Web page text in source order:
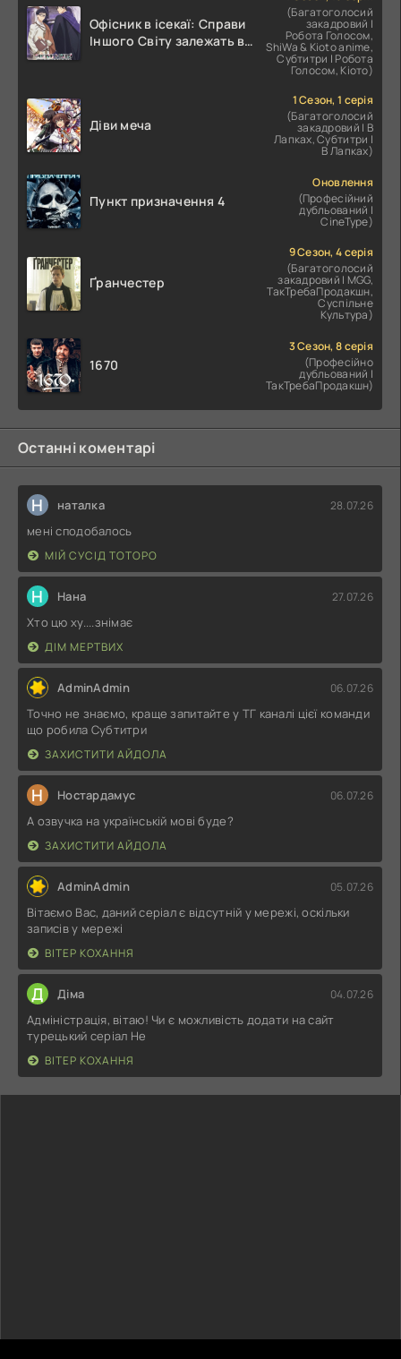
Офісник в ісекаї: Справи
Іншого Світу залежать від
(Багатоголосий
закадровий |
Робота Голосом,
ShiWa & Kioto anime,
Субтитри | Робота
Голосом, Кіото)
Діви меча
1 Сезон, 1 серія
(Багатоголосий
закадровий | В
Лапках, Субтитри |
В Лапках)
Пункт призначення 4
Оновлення
(Професійний
дубльований |
CineType)
Ґранчестер
9 Сезон, 4 серія
(Багатоголосий
закадровий | MGG,
ТакТребаПродакшн,
Суспільне
Культура)
1670
3 Сезон, 8 серія
(Професійно
дубльований |
ТакТребаПродакшн)
Останні коментарі
Н наталка 28.07.26
мені сподобалось
МІЙ СУСІД ТОТОРО
Н Нана 27.07.26
Хто цю ху....знімає
ДІМ МЕРТВИХ
AdminAdmin 06.07.26
Точно не знаємо, краще запитайте у ТГ каналі цієї команди
що робила Субтитри
ЗАХИСТИТИ АЙДОЛА
Н Ностардамус 06.07.26
А озвучка на українській мові буде?
ЗАХИСТИТИ АЙДОЛА
AdminAdmin 05.07.26
Вітаємо Вас, даний серіал є відсутній у мережі, оскільки
записів у мережі
ВІТЕР КОХАННЯ
Д Діма 04.07.26
Адміністрація, вітаю! Чи є можливість додати на сайт
турецький серіал Не
ВІТЕР КОХАННЯ